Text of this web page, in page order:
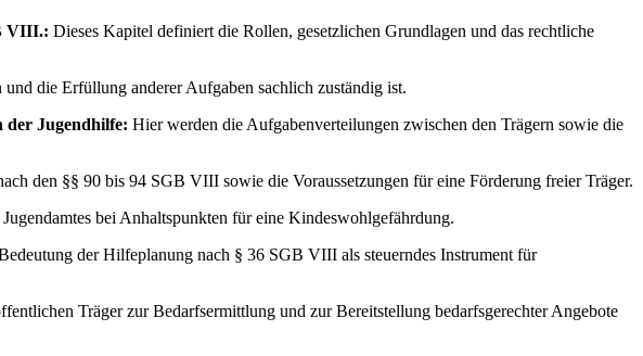
VIII.: Dieses Kapitel definiert die Rollen, gesetzlichen Grundlagen und das rechtliche
die Erfüllung anderer Aufgaben sachlich zuständig ist.
der Jugendhilfe: Hier werden die Aufgabenverteilungen zwischen den Trägern sowie die
den §§ 90 bis 94 SGB VIII sowie die Voraussetzungen für eine Förderung freier Träger.
bei Anhaltspunkten für eine Kindeswohlgefährdung.
der Hilfeplanung nach § 36 SGB VIII als steuerndes Instrument für
Träger zur Bedarfsermittlung und zur Bereitstellung bedarfsgerechter Angebote